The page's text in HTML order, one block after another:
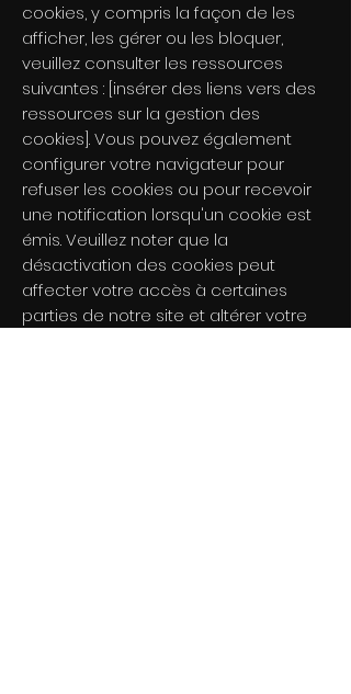
cookies, y compris la façon de les
afficher, les gérer ou les bloquer,
veuillez consulter les ressources
suivantes : [insérer des liens vers des
ressources sur la gestion des
cookies]. Vous pouvez également
configurer votre navigateur pour
refuser les cookies ou pour recevoir
une notification lorsqu'un cookie est
émis. Veuillez noter que la
désactivation des cookies peut
affecter votre accès à certaines
parties de notre site et altérer votre